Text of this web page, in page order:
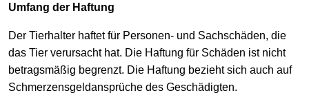
Umfang der Haftung
Der Tierhalter haftet für Personen- und Sachschäden, die
das Tier verursacht hat. Die Haftung für Schäden ist nicht
betragsmäßig begrenzt. Die Haftung bezieht sich auch auf
Schmerzensgeldansprüche des Geschädigten.